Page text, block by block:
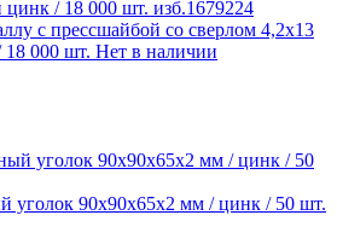
с прессшайбой со сверлом 4,2х13
000 шт. Нет в наличии
уголок 90х90х65х2 мм / цинк / 50 шт.